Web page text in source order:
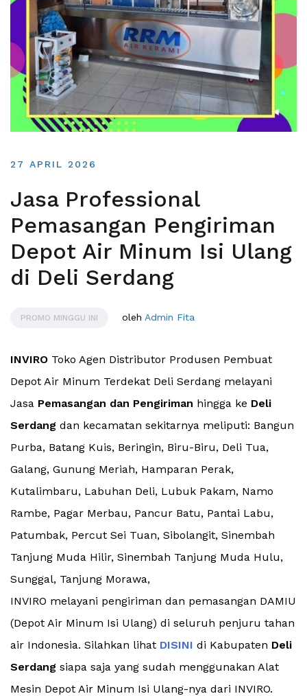
27 APRIL 2026
Jasa Professional
Pemasangan Pengiriman
Depot Air Minum Isi Ulang
di Deli Serdang
PROMO MINGGU INI oleh Admin Fita
INVIRO Toko Agen Distributor Produsen Pembuat
Depot Air Minum Terdekat Deli Serdang melayani
Jasa Pemasangan dan Pengiriman hingga ke Deli
Serdang dan kecamatan sekitarnya meliputi: Bangun
Purba, Batang Kuis, Beringin, Biru-Biru, Deli Tua,
Galang, Gunung Meriah, Hamparan Perak,
Kutalimbaru, Labuhan Deli, Lubuk Pakam, Namo
Rambe, Pagar Merbau, Pancur Batu, Pantai Labu,
Patumbak, Percut Sei Tuan, Sibolangit, Sinembah
Tanjung Muda Hilir, Sinembah Tanjung Muda Hulu,
Sunggal, Tanjung Morawa,
INVIRO melayani pengiriman dan pemasangan DAMIU
(Depot Air Minum Isi Ulang) di seluruh penjuru tahan
air Indonesia. Silahkan lihat DISINI di Kabupaten Deli
Serdang siapa saja yang sudah menggunakan Alat
Mesin Depot Air Minum Isi Ulang-nya dari INVIRO.